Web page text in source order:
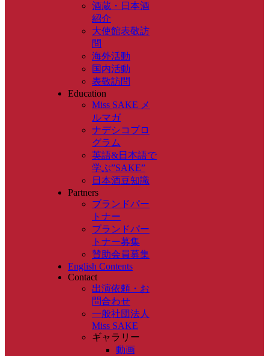
酒蔵・日本酒
紹介
大使館表敬訪
問
海外活動
国内活動
表敬訪問
Education
Miss SAKE メ
ルマガ
ナデシコプロ
グラム
英語&日本語で
学ぶ”SAKE”
日本酒豆知識
Partners
ブランドパー
トナー
ブランドパー
トナー募集
賛助会員募集
English Contents
Contact
出演依頼・お
問合わせ
一般社団法人
Miss SAKE
ギャラリー
動画